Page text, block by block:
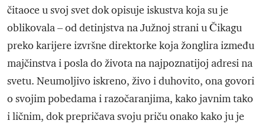
čitaoce u svoj svet dok opisuje iskustva koja su je
oblikovala – od detinjstva na Južnoj strani u Čikagu
preko karijere izvršne direktorke koja žonglira između
majčinstva i posla do života na najpoznatijoj adresi na
svetu. Neumoljivo iskreno, živo i duhovito, ona govori
o svojim pobedama i razočaranjima, kako javnim tako
i ličnim, dok prepričava svoju priču onako kako ju je